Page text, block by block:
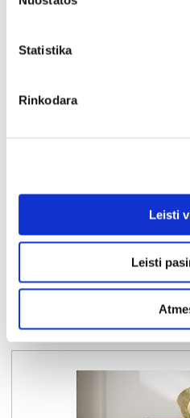
Statistika
Rinkodara
Leisti
Leisti
IŠPARDAVIMAS
2026-06-25 iki 2026-07-24
Kaina galioja sandėlyje